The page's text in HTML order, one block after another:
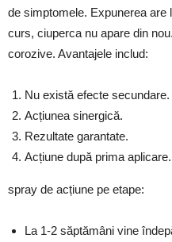
de simptomele. Expunerea are
curs, ciuperca nu apare din
corozive. Avantajele includ:
Nu există efecte secundare.
Acțiunea sinergică.
Rezultate garantate.
Acțiune după prima aplicare.
spray de acțiune pe etape:
La 1-2 săptămâni vine